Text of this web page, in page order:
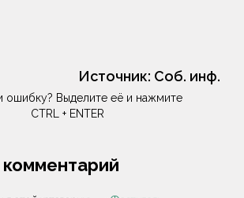
Источник: Соб. инф.
ошибку? Выделите её и нажмите
CTRL + ENTER